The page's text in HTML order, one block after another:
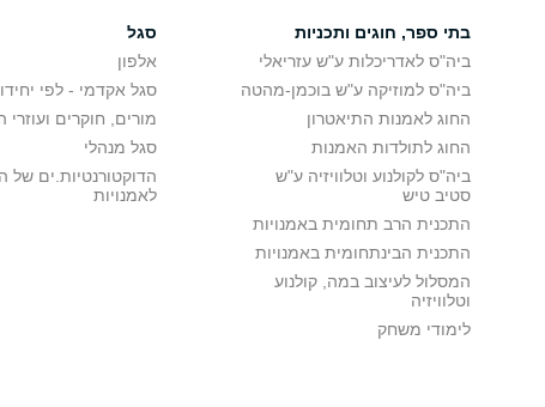
בתי ספר, חוגים ותכניות
ביה"ס לאדריכלות ע"ש עזריאלי
ביה"ס למוזיקה ע"ש בוכמן-מהטה
החוג לאמנות התיאטרון
החוג לתולדות האמנות
ביה"ס לקולנוע וטלוויזיה ע"ש
סטיב טיש
התכנית הרב תחומית באמנויות
התכנית הבינתחומית באמנויות
המסלול לעיצוב במה, קולנוע
וטלוויזיה
לימודי משחק
סגל
אלפון
סגל אקדמי - לפי
מורים, חוקרים ועוזרי
סגל מנהלי
הדוקטורנטיות.ים של
לאמנויות